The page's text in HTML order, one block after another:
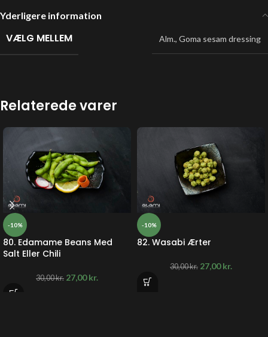
Yderligere information
VÆLG MELLEM Alm., Goma sesam dressing
Relaterede varer
-10%
80. Edamame Beans Med
Salt Eller Chili
30,00kr. 27,00kr.
-10%
82. Wasabi Ærter
30,00kr. 27,00kr.